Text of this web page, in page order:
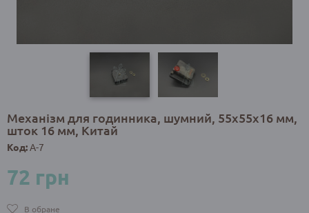
Механізм для годинника, шумний, 55х55х16 мм,
шток 16 мм, Китай
Код:A-7
72 грн
В обране